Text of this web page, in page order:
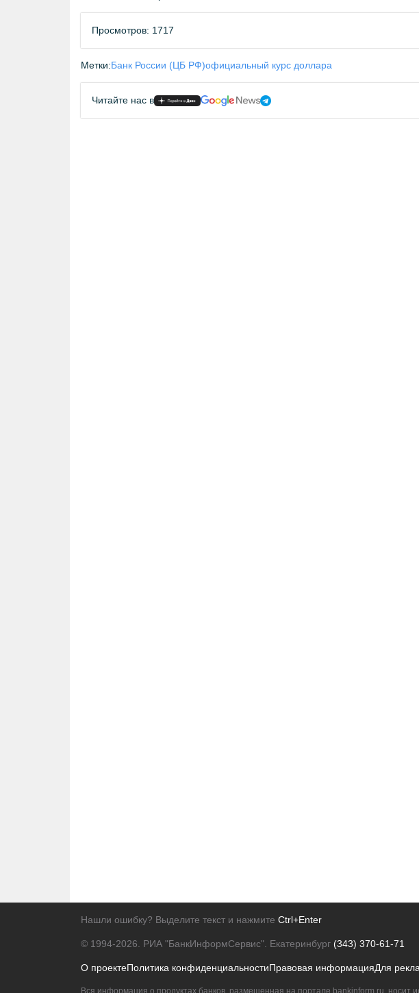
Просмотров: 1717
Метки:Банк России (ЦБ РФ)официальный курс доллара
Читайте нас в
Нашли ошибку? Выделите текст и нажмите Ctrl+Enter
© 1994-2026. РИА "БанкИнформСервис". Екатеринбург (343) 370-61-71
О проектеПолитика конфиденциальностиПравовая информацияДля
Вся информация о продуктах банков, размещенная на портале bankinform.ru,